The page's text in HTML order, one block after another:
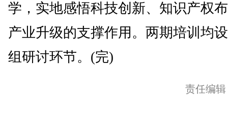
学，实地感悟科技创新、知识产权
产业升级的支撑作用。两期培训均
组研讨环节。(完)
责任编